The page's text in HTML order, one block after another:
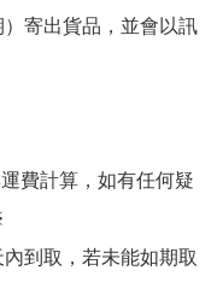
寄出貨品，並會以訊
費計算，如有任何疑
到取，若未能如期取